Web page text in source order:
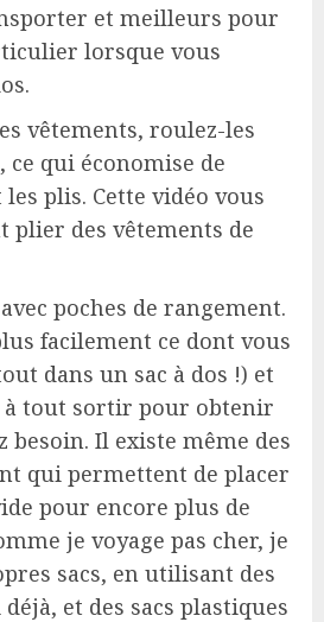
et meilleurs pour
lorsque vous
vêtements, roulez-les
qui économise de
les plis. Cette vidéo vous
plier des vêtements de
poches de rangement.
facilement ce dont vous
dans un sac à dos !) et
à tout sortir pour obtenir
besoin. Il existe même des
qui permettent de placer
pour encore plus de
je voyage pas cher, je
sacs, en utilisant des
et des sacs plastiques